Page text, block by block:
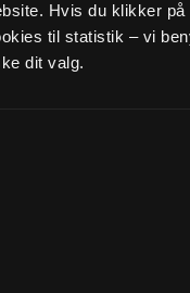
Hvis du klikker på
til statistik – vi
dit valg.